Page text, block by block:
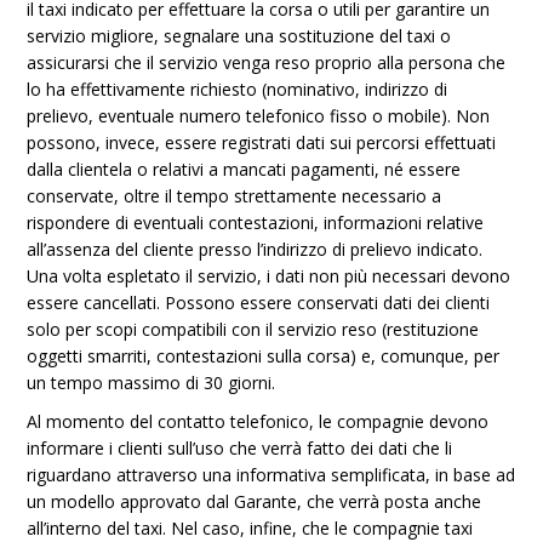
il taxi indicato per effettuare la corsa o utili per garantire un
servizio migliore, segnalare una sostituzione del taxi o
assicurarsi che il servizio venga reso proprio alla persona che
lo ha effettivamente richiesto (nominativo, indirizzo di
prelievo, eventuale numero telefonico fisso o mobile). Non
possono, invece, essere registrati dati sui percorsi effettuati
dalla clientela o relativi a mancati pagamenti, né essere
conservate, oltre il tempo strettamente necessario a
rispondere di eventuali contestazioni, informazioni relative
all’assenza del cliente presso l’indirizzo di prelievo indicato.
Una volta espletato il servizio, i dati non più necessari devono
essere cancellati. Possono essere conservati dati dei clienti
solo per scopi compatibili con il servizio reso (restituzione
oggetti smarriti, contestazioni sulla corsa) e, comunque, per
un tempo massimo di 30 giorni.
Al momento del contatto telefonico, le compagnie devono
informare i clienti sull’uso che verrà fatto dei dati che li
riguardano attraverso una informativa semplificata, in base ad
un modello approvato dal Garante, che verrà posta anche
all’interno del taxi. Nel caso, infine, che le compagnie taxi